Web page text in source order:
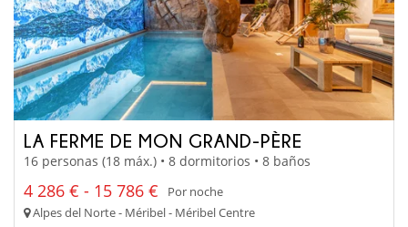
LA FERME DE MON GRAND-PÈRE
16 personas (18 máx.) • 8 dormitorios • 8 baños
4 286 € - 15 786 €
Por noche
Alpes del Norte - Méribel - Méribel Centre